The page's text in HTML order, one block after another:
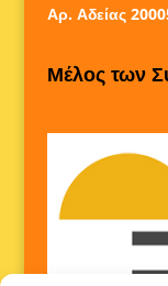
Αρ. Αδείας
Μέλος των